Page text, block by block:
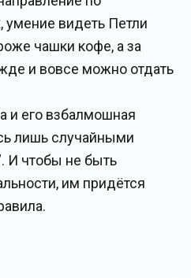
умение видеть Петли
чашки кофе, а за
и вовсе можно отдать
и его взбалмошная
лишь случайными
И чтобы не быть
им придётся